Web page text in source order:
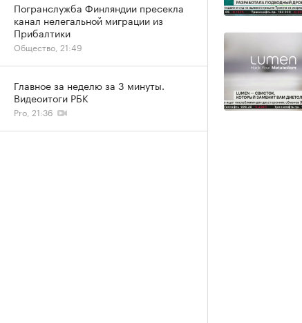
Погранслужба Финляндии пресекла
канал нелегальной миграции из
Прибалтики
Общество, 21:49
Главное за неделю за 3 минуты.
Видеоитоги РБК
Pro, 21:36